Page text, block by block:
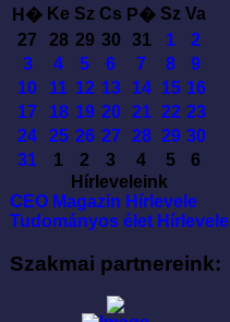
H� Ke Sz Cs P� Sz Va
27
28 29 30 31 1
2
3
4 5 6 7 8
9
10
11 12 13 14 15 16
17
18 19 20 21 22 23
24
25 26 27 28 29 30
31
1 2 3 4 5
6
Hírleveleink
CEO Magazin Hírlevele
Tudományos élet Hírlevele
Szakmai partnereink: